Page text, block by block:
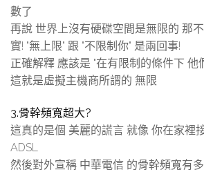
數了
再說 世界上沒有硬碟空間是無限的 那
實! "無上限" 跟 "不限制你" 是兩回事!
正確解釋 應該是 "在有限制的條件下 他
這就是虛擬主機商所謂的 無限
3.骨幹頻寬超大?
這真的是個 美麗的謊言 就像 你在家裡
ADSL
然後對外宣稱 中華電信 的骨幹頻寬有